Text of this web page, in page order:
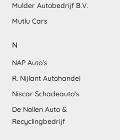
Mulder Autobedrijf B.V.
Mutlu Cars
N
NAP Auto's
R. Nijlant Autohandel
Niscar Schadeauto's
De Nollen Auto &
Recyclingbedrijf